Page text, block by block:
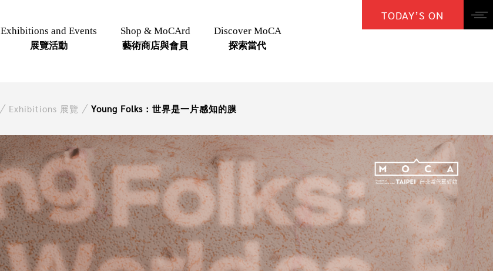
Exhibitions and Events
展覽活動
Shop & MoCArd
藝術商店與會員
Discover MoCA
探索當代
TODAY’S ON
Exhibitions 展覽 Young Folks：世界是一片感知的膜